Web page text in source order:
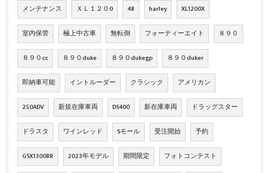
メンテナンス ＸＬ１２０0 48 harley XL1200X
室内保管 極上中古車 無転倒 フォーティーエイト ８９０
８９０cc ８９０duke ８９０dukegp ８９０duker
即納車可能 イントルーダー クラシック アメリカン
250ADV 新規在庫車両 DS400 新在庫車両 ドラッグスター
ドラスタ ワインレッド Sモール 受注開始 予約
GSX1300RR 2023年モデル 期間限定 フォトコンテスト